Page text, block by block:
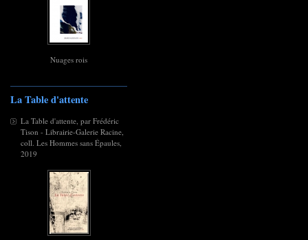
Nuages rois
La Table d'attente
La Table d'attente, par Frédéric
Tison - Librairie-Galerie Racine,
coll. Les Hommes sans Épaules,
2019